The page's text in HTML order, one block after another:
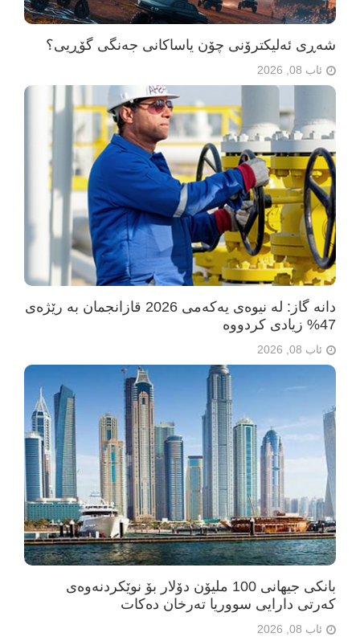
شەڕی ئەلیکترۆنی چۆن یاساکانی جەنگی گۆڕیی؟
ئاب 08, 2026
دانە گاز: لە نیوەی یەکەمی 2026 قازانجمان بە رێژەی
47% زیادی کردووە
ئاب 08, 2026
بانکی جیهانی 100 ملیۆن دۆلار بۆ نوێکردنەوەی
کەرتی دارایی سووریا تەرخان دەکات
ئاب 08, 2026